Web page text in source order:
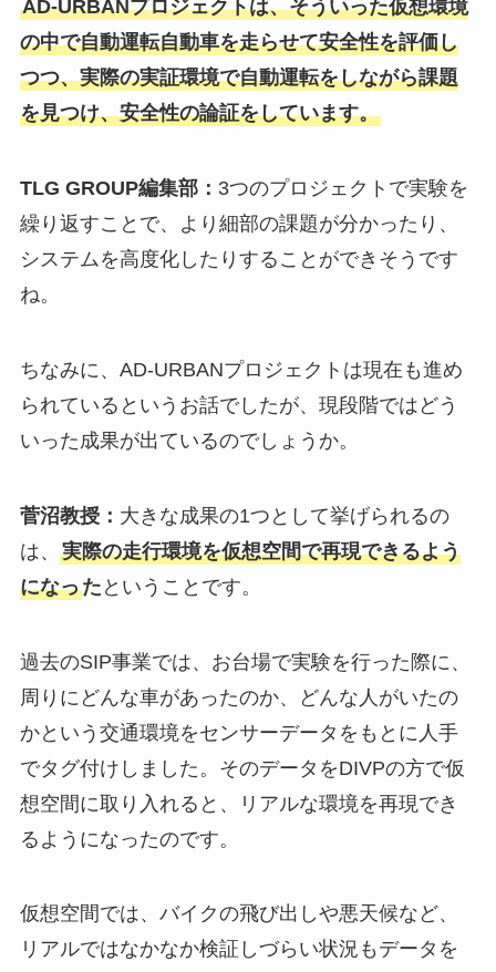
AD-URBANプロジェクトは、そういった仮想環境
の中で自動運転自動車を走らせて安全性を評価し
つつ、実際の実証環境で自動運転をしながら課題
を見つけ、安全性の論証をしています。
TLG GROUP編集部： 3つのプロジェクトで実験を
繰り返すことで、より細部の課題が分かったり、
システムを高度化したりすることができそうです
ね。
ちなみに、AD-URBANプロジェクトは現在も進め
られているというお話でしたが、現段階ではどう
いった成果が出ているのでしょうか。
菅沼教授： 大きな成果の1つとして挙げられるの
は、 実際の走行環境を仮想空間で再現できるよう
になった ということです。
過去のSIP事業では、お台場で実験を行った際に、
周りにどんな車があったのか、どんな人がいたの
かという交通環境をセンサーデータをもとに人手
でタグ付けしました。そのデータをDIVPの方で仮
想空間に取り入れると、リアルな環境を再現でき
るようになったのです。
仮想空間では、バイクの飛び出しや悪天候など、
リアルではなかなか検証しづらい状況もデータを